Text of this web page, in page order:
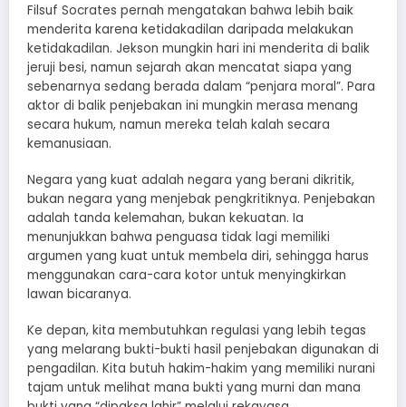
Filsuf Socrates pernah mengatakan bahwa lebih baik
menderita karena ketidakadilan daripada melakukan
ketidakadilan. Jekson mungkin hari ini menderita di balik
jeruji besi, namun sejarah akan mencatat siapa yang
sebenarnya sedang berada dalam “penjara moral”. Para
aktor di balik penjebakan ini mungkin merasa menang
secara hukum, namun mereka telah kalah secara
kemanusiaan.
Negara yang kuat adalah negara yang berani dikritik,
bukan negara yang menjebak pengkritiknya. Penjebakan
adalah tanda kelemahan, bukan kekuatan. Ia
menunjukkan bahwa penguasa tidak lagi memiliki
argumen yang kuat untuk membela diri, sehingga harus
menggunakan cara-cara kotor untuk menyingkirkan
lawan bicaranya.
Ke depan, kita membutuhkan regulasi yang lebih tegas
yang melarang bukti-bukti hasil penjebakan digunakan di
pengadilan. Kita butuh hakim-hakim yang memiliki nurani
tajam untuk melihat mana bukti yang murni dan mana